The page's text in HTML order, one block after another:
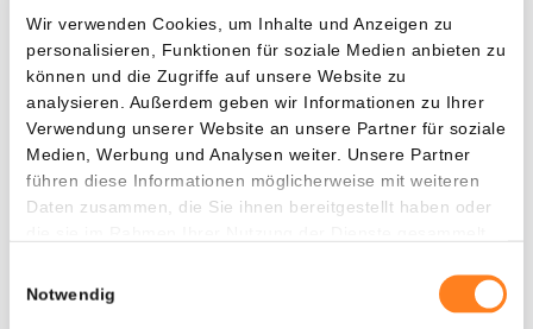
Wir verwenden Cookies, um Inhalte und Anzeigen zu
personalisieren, Funktionen für soziale Medien anbieten zu
können und die Zugriffe auf unsere Website zu
analysieren. Außerdem geben wir Informationen zu Ihrer
Verwendung unserer Website an unsere Partner für soziale
Medien, Werbung und Analysen weiter. Unsere Partner
führen diese Informationen möglicherweise mit weiteren
Daten zusammen, die Sie ihnen bereitgestellt haben oder
Notwendig
Was, wenn ich...?
Zie hoeveel waarde je vandaag zou hebben als
je dollar-cost averaging had toegepast op
verschillende cryptocurrencies.
Hätte investiert In
$